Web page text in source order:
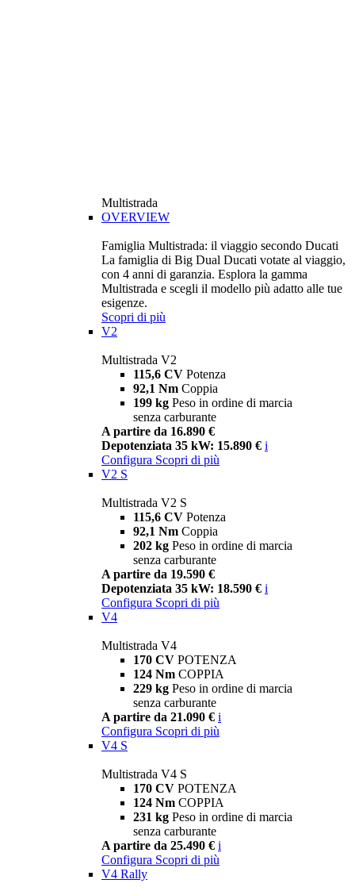
Multistrada
OVERVIEW
Famiglia Multistrada: il viaggio secondo Ducati
La famiglia di Big Dual Ducati votate al viaggio,
con 4 anni di garanzia. Esplora la gamma
Multistrada e scegli il modello più adatto alle tue
esigenze.
Scopri di più
V2
Multistrada V2
115,6 CV Potenza
92,1 Nm Coppia
199 kg Peso in ordine di marcia
senza carburante
A partire da 16.890 €
Depotenziata 35 kW: 15.890 € i
Configura Scopri di più
V2 S
Multistrada V2 S
115,6 CV Potenza
92,1 Nm Coppia
202 kg Peso in ordine di marcia
senza carburante
A partire da 19.590 €
Depotenziata 35 kW: 18.590 € i
Configura Scopri di più
V4
Multistrada V4
170 CV POTENZA
124 Nm COPPIA
229 kg Peso in ordine di marcia
senza carburante
A partire da 21.090 € i
Configura Scopri di più
V4 S
Multistrada V4 S
170 CV POTENZA
124 Nm COPPIA
231 kg Peso in ordine di marcia
senza carburante
A partire da 25.490 € i
Configura Scopri di più
V4 Rally